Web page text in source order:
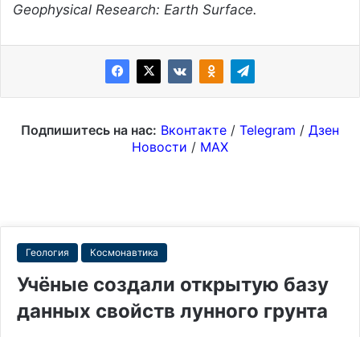
Geophysical Research: Earth Surface.
Подпишитесь на нас: Вконтакте / Telegram / Дзен
Новости / MAX